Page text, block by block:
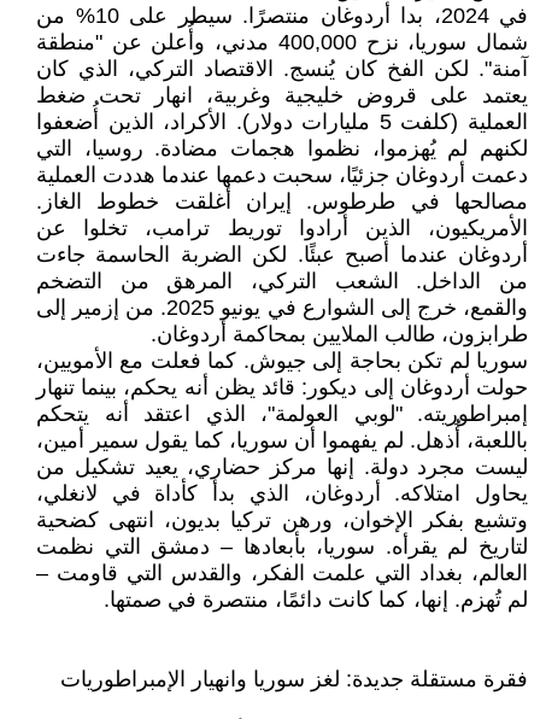
في 2024، بدا أردوغان منتصرًا. سيطر على 10% من
شمال سوريا، نزح 400,000 مدني، وأُعلن عن "منطقة
آمنة". لكن الفخ كان يُنسج. الاقتصاد التركي، الذي كان
يعتمد على قروض خليجية وغربية، انهار تحت ضغط
العملية (كلفت 5 مليارات دولار). الأكراد، الذين أُضعفوا
لكنهم لم يُهزموا، نظموا هجمات مضادة. روسيا، التي
دعمت أردوغان جزئيًا، سحبت دعمها عندما هددت العملية
مصالحها في طرطوس. إيران أغلقت خطوط الغاز.
الأمريكيون، الذين أرادوا توريط ترامب، تخلوا عن
أردوغان عندما أصبح عبئًا. لكن الضربة الحاسمة جاءت
من الداخل. الشعب التركي، المرهق من التضخم
والقمع، خرج إلى الشوارع في يونيو 2025. من إزمير إلى
طرابزون، طالب الملايين بمحاكمة أردوغان.
سوريا لم تكن بحاجة إلى جيوش. كما فعلت مع الأمويين،
حولت أردوغان إلى ديكور: قائد يظن أنه يحكم، بينما تنهار
إمبراطوريته. "لوبي العولمة"، الذي اعتقد أنه يتحكم
باللعبة، أُذهل. لم يفهموا أن سوريا، كما يقول سمير أمين،
ليست مجرد دولة. إنها مركز حضاري، يعيد تشكيل من
يحاول امتلاكه. أردوغان، الذي بدأ كأداة في لانغلي،
وتشبع بفكر الإخوان، ورهن تركيا بديون، انتهى كضحية
لتاريخ لم يقرأه. سوريا، بأبعادها – دمشق التي نظمت
العالم، بغداد التي علمت الفكر، والقدس التي قاومت –
لم تُهزم. إنها، كما كانت دائمًا، منتصرة في صمتها.
فقرة مستقلة جديدة: لغز سوريا وانهيار الإمبراطوريات